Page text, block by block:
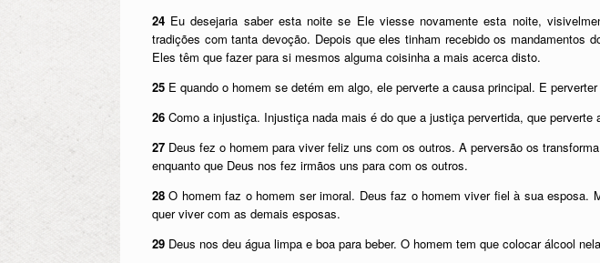
24 Eu desejaria saber esta noite se Ele viesse novamente esta noite,
tradições com tanta devoção. Depois que eles tinham recebido os
Eles têm que fazer para si mesmos alguma coisinha a mais acerca disto.
25 E quando o homem se detém em algo, ele perverte a causa principal. E
26 Como a injustiça. Injustiça nada mais é do que a justiça pervertida, que perverte
27 Deus fez o homem para viver feliz uns com os outros. A perversão os
enquanto que Deus nos fez irmãos uns para com os outros.
28 O homem faz o homem ser imoral. Deus faz o homem viver fiel à sua
quer viver com as demais esposas.
29 Deus nos deu água limpa e boa para beber. O homem tem que colocar álcool